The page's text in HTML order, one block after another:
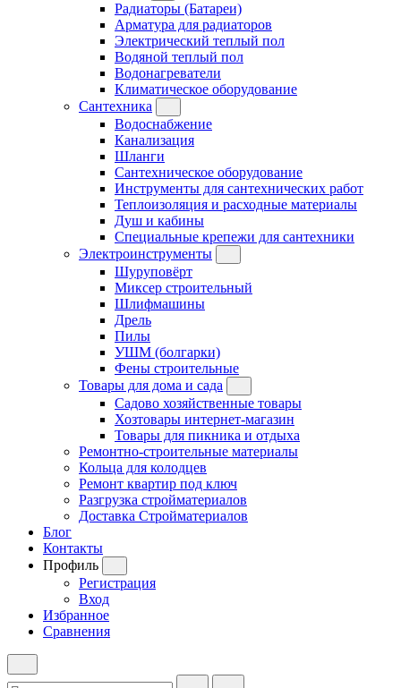
Радиаторы (Батареи)
Арматура для радиаторов
Электрический теплый пол
Водяной теплый пол
Водонагреватели
Климатическое оборудование
Сантехника
Водоснабжение
Канализация
Шланги
Сантехническое оборудование
Инструменты для сантехнических работ
Теплоизоляция и расходные материалы
Душ и кабины
Специальные крепежи для сантехники
Электроинструменты
Шуруповёрт
Миксер строительный
Шлифмашины
Дрель
Пилы
УШМ (болгарки)
Фены строительные
Товары для дома и сада
Садово хозяйственные товары
Хозтовары интернет-магазин
Товары для пикника и отдыха
Ремонтно-строительные материалы
Кольца для колодцев
Ремонт квартир под ключ
Разгрузка стройматериалов
Доставка Стройматериалов
Блог
Контакты
Профиль
Регистрация
Вход
Избранное
Сравнения